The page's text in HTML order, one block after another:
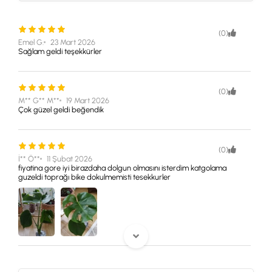
(0)
Emel G.
23 Mart 2026
Sağlam geldi teşekkürler
(0)
M** G** M**
19 Mart 2026
Çok güzel geldi beğendik
(0)
İ** Ö**
11 Şubat 2026
fiyatina gore iyi birazdaha dolgun olmasını isterdim katgolama
guzeldi toprağı bike dokulmemisti tesekkurler